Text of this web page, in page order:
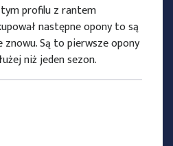
tym profilu z rantem
następne opony to są
znowu. Są to pierwsze opony
niż jeden sezon.